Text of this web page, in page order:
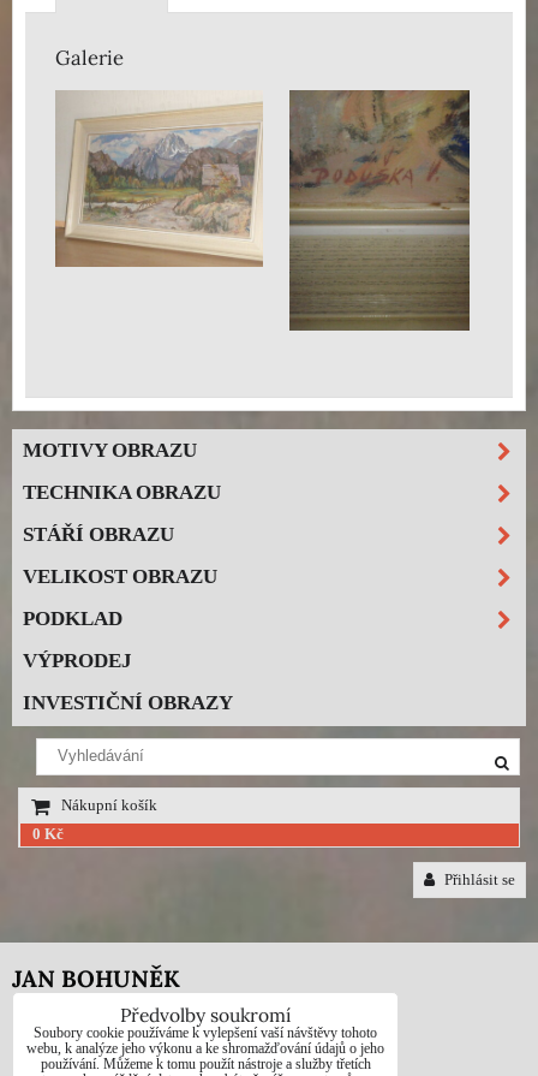
Galerie
MOTIVY OBRAZU
TECHNIKA OBRAZU
STÁŘÍ OBRAZU
VELIKOST OBRAZU
PODKLAD
VÝPRODEJ
INVESTIČNÍ OBRAZY
Nákupní košík
0 Kč
Přihlásit se
JAN BOHUNĚK
Telefon: +420725021832
Předvolby soukromí
Soubory cookie používáme k vylepšení vaší návštěvy tohoto
webu, k analýze jeho výkonu a ke shromažďování údajů o jeho
používání. Můžeme k tomu použít nástroje a služby třetích